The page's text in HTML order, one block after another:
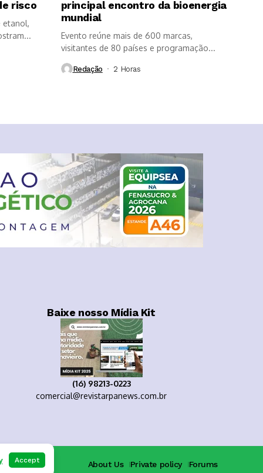
risco
etanol,
principal encontro da bioenergia
mundial
Evento reúne mais de 600 marcas,
visitantes de 80 países e programação...
Redação 2 Horas ⁮
Baixe nosso Mídia Kit
(16) 98213-0223
comercial@revistarpanews.com.br
About Us Private policy Forums
Accept